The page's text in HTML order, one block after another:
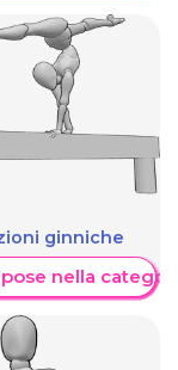
ginniche
pose nella